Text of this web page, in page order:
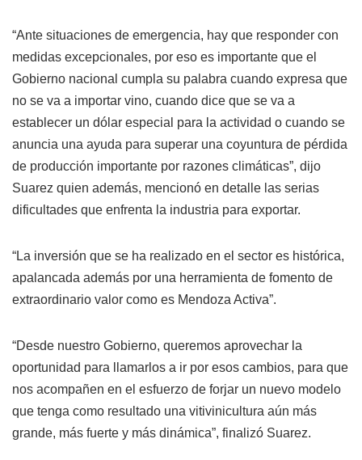
“Ante situaciones de emergencia, hay que responder con
medidas excepcionales, por eso es importante que el
Gobierno nacional cumpla su palabra cuando expresa que
no se va a importar vino, cuando dice que se va a
establecer un dólar especial para la actividad o cuando se
anuncia una ayuda para superar una coyuntura de pérdida
de producción importante por razones climáticas”, dijo
Suarez quien además, mencionó en detalle las serias
dificultades que enfrenta la industria para exportar.
“La inversión que se ha realizado en el sector es histórica,
apalancada además por una herramienta de fomento de
extraordinario valor como es Mendoza Activa”.
“Desde nuestro Gobierno, queremos aprovechar la
oportunidad para llamarlos a ir por esos cambios, para que
nos acompañen en el esfuerzo de forjar un nuevo modelo
que tenga como resultado una vitivinicultura aún más
grande, más fuerte y más dinámica”, finalizó Suarez.